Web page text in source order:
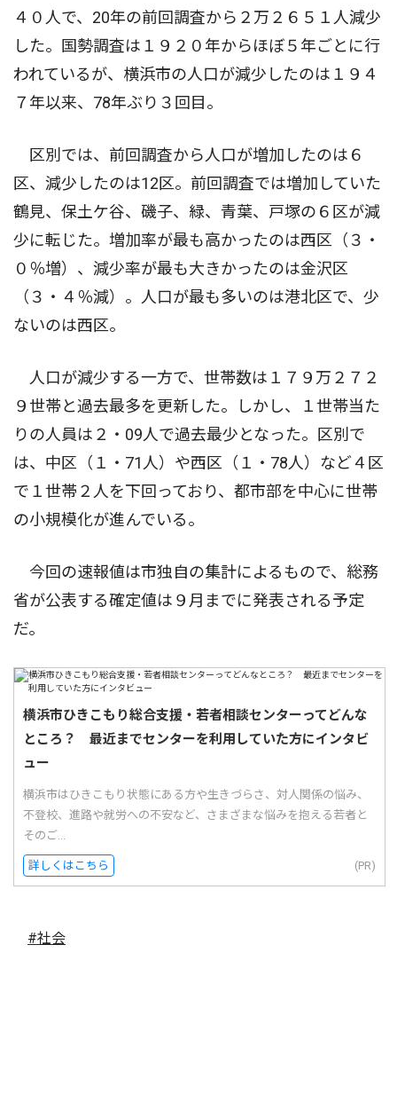
４０人で、20年の前回調査から２万２６５１人減少
した。国勢調査は１９２０年からほぼ５年ごとに行
われているが、横浜市の人口が減少したのは１９４
７年以来、78年ぶり３回目。
区別では、前回調査から人口が増加したのは６
区、減少したのは12区。前回調査では増加していた
鶴見、保土ケ谷、磯子、緑、青葉、戸塚の６区が減
少に転じた。増加率が最も高かったのは西区（３・
０％増）、減少率が最も大きかったのは金沢区
（３・４％減）。人口が最も多いのは港北区で、少
ないのは西区。
人口が減少する一方で、世帯数は１７９万２７２
９世帯と過去最多を更新した。しかし、１世帯当た
りの人員は２・09人で過去最少となった。区別で
は、中区（１・71人）や西区（１・78人）など４区
で１世帯２人を下回っており、都市部を中心に世帯
の小規模化が進んでいる。
今回の速報値は市独自の集計によるもので、総務
省が公表する確定値は９月までに発表される予定
だ。
横浜市ひきこもり総合支援・若者相談センターってどんな
ところ？ 最近までセンターを利用していた方にインタビ
ュー
横浜市はひきこもり状態にある方や生きづらさ、対人関係の悩み、
不登校、進路や就労への不安など、さまざまな悩みを抱える若者と
そのご...
詳しくはこちら (PR)
#社会